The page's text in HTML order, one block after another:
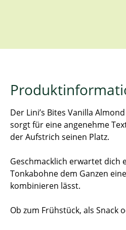
Der Lini’s Bites Vanilla
sorgt für eine angenehme
der Aufstrich seinen Platz.
Geschmacklich erwartet dich
Tonkabohne dem Ganzen
kombinieren lässt.
Ob zum Frühstück, als